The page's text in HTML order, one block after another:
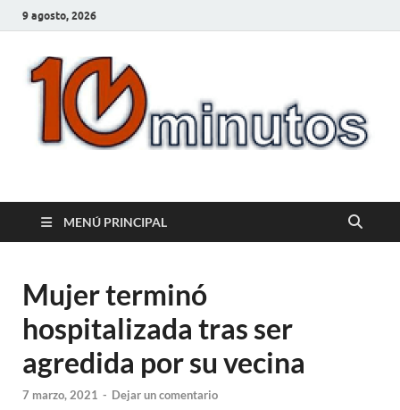
9 agosto, 2026
10minutos.com.uy
MENÚ PRINCIPAL
Mujer terminó
hospitalizada tras ser
agredida por su vecina
7 marzo, 2021 - Dejar un comentario